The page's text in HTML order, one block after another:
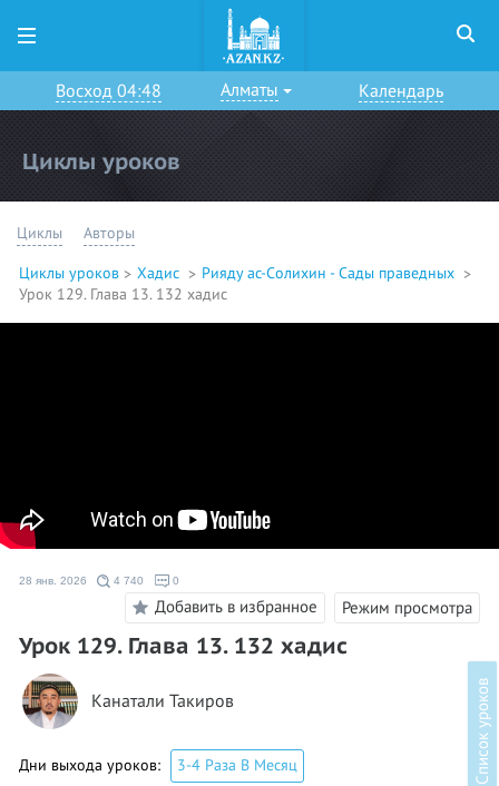
Восход 04:48 Алматы Календарь
Циклы уроков
Циклы Авторы
Циклы уроков Хадис
Рияду ас-Солихин - Сады праведных
Урок 129. Глава 13. 132 хадис
28 янв. 2026 4 740 0
Добавить в избранное Режим просмотра
Урок 129. Глава 13. 132 хадис
Канатали Такиров
Дни выхода уроков: 3-4 Раза В Месяц в